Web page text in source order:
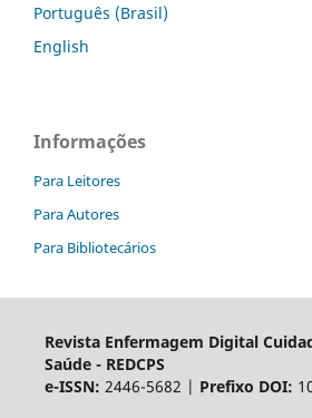
Português (Brasil)
English
Informações
Para Leitores
Para Autores
Para Bibliotecários
Revista Enfermagem Digital
Saúde - REDCPS
e-ISSN: 2446-5682 | Prefixo DOI: